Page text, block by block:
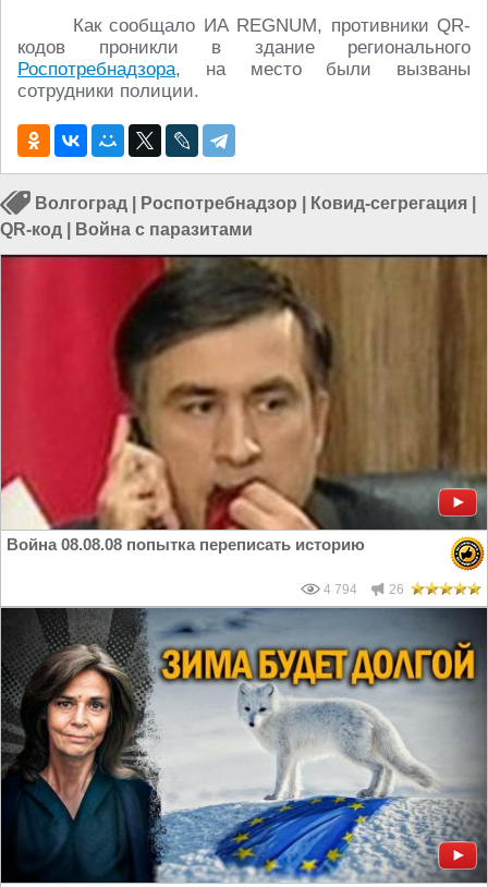
Как сообщало ИА REGNUM, противники QR-
кодов проникли в здание регионального
Роспотребнадзора, на место были вызваны
сотрудники полиции.
Волгоград Роспотребнадзор Ковид-сегрегация
QR-код
Война с паразитами
Война 08.08.08 попытка переписать историю
4 794 26